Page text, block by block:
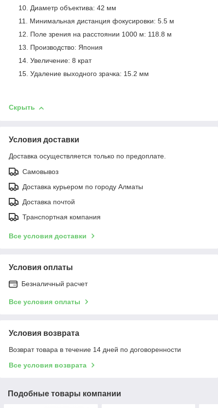
Диаметр объектива: 42 мм
Минимальная дистанция фокусировки: 5.5 м
Поле зрения на расстоянии 1000 м: 118.8 м
Производство: Япония
Увеличение: 8 крат
Удаление выходного зрачка: 15.2 мм
Скрыть
Условия доставки
Доставка осуществляется только по предоплате.
Самовывоз
Доставка курьером по городу Алматы
Доставка почтой
Транспортная компания
Все условия доставки
Условия оплаты
Безналичный расчет
Все условия оплаты
Условия возврата
Возврат товара в течение 14 дней по договоренности
Все условия возврата
Подобные товары компании